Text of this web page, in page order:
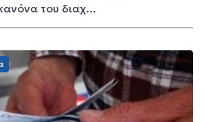
του διαχ...